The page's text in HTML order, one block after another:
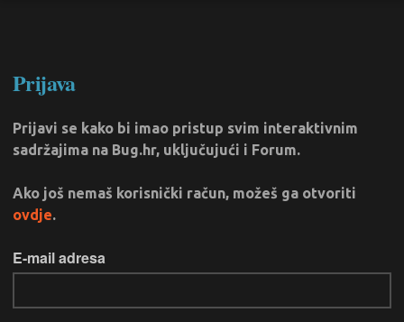
Prijava
Prijavi se kako bi imao pristup svim interaktivnim
sadržajima na Bug.hr, uključujući i Forum.
Ako još nemaš korisnički račun, možeš ga otvoriti
ovdje.
E-mail adresa